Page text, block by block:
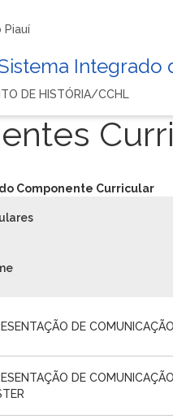
Piauí
Integrado
DE HISTÓRIA/CCHL
Componente Curricular
DE
DE